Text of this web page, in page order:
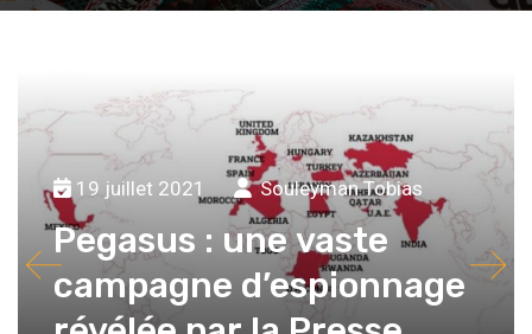
19 juillet 2021 Souleyman Tobias
Pegasus : une vaste
campagne d’espionnage